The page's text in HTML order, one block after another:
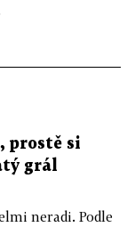
prostě si
grál
neradi. Podle